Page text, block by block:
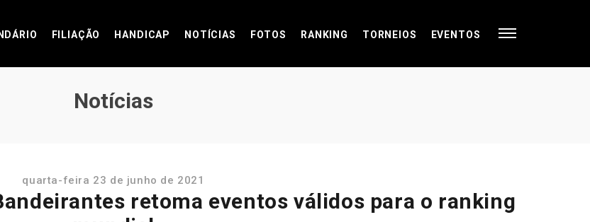
FILIAÇÃO HANDICAP NOTÍCIAS FOTOS RANKING TORNEIOS EVENTOS
Notícias
quarta-feira 23 de junho de 2021
retoma eventos válidos para o ranking